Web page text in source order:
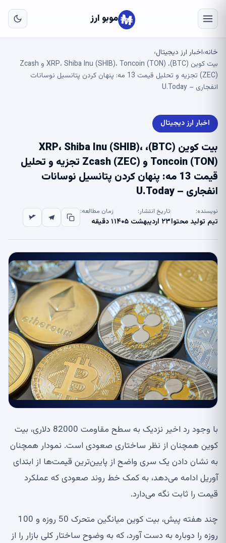
موبو ارز
خانه›اخبار ارز دیجیتال›
بیت کوین (BTC)، XRP، Shiba Inu (SHIB)، Toncoin (TON) و Zcash
(ZEC) تجزیه و تحلیل قیمت 13 مه: پنهان کردن پتانسیل نوسانات
انفجاری – U.Today
اخبار ارز دیجیتال
بیت کوین (BTC)، XRP، Shiba Inu (SHIB)،
Toncoin (TON) و Zcash (ZEC) تجزیه و تحلیل
قیمت 13 مه: پنهان کردن پتانسیل نوسانات
انفجاری – U.Today
نویسنده:
تیم تولید محتوا
تاریخ انتشار:
۲۳ اردیبهشت ۱۴۰۵
زمان مطالعه:
۱ دقیقه
با وجود رد اخیر نزدیک به سطح مقاومت 82000 دلاری، بیت
کوین همچنان از نظر ساختاری صعودی است. نمودار همچنان
به نشان دادن یک سری واضح از پایین‌ترین قیمت‌ها از ابتدای
آوریل ادامه می‌دهد، به کمک خط روند صعودی که عملکرد
قیمت را ثابت نگه می‌دارد.
چند هفته پیش، بیت کوین میانگین متحرک 50 روزه و 100
روزه را دوباره به دست آورد، که به وضوح ساختار کلی بازار را از